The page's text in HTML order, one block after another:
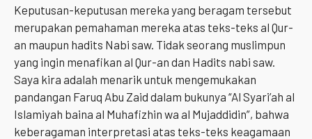
Keputusan-keputusan mereka yang beragam tersebut
merupakan pemahaman mereka atas teks-teks al Qur-
an maupun hadits Nabi saw. Tidak seorang muslimpun
yang ingin menafikan al Qur-an dan Hadits nabi saw.
Saya kira adalah menarik untuk mengemukakan
pandangan Faruq Abu Zaid dalam bukunya “Al Syari’ah al
Islamiyah baina al Muhafizhin wa al Mujaddidin”, bahwa
keberagaman interpretasi atas teks-teks keagamaan